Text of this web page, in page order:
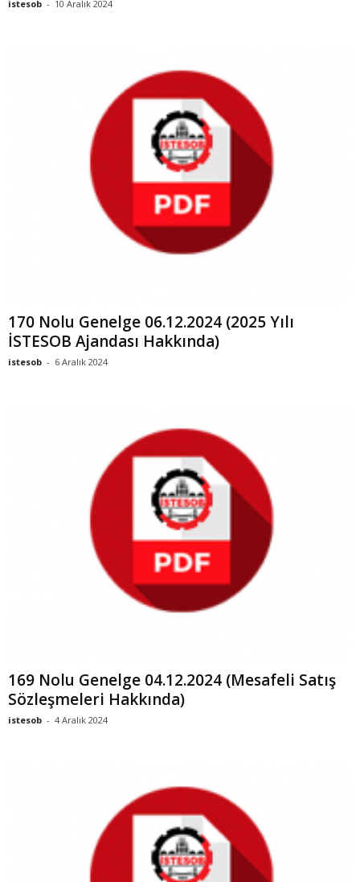
istesob - 10 Aralık 2024
170 Nolu Genelge 06.12.2024 (2025 Yılı
İSTESOB Ajandası Hakkında)
istesob - 6 Aralık 2024
169 Nolu Genelge 04.12.2024 (Mesafeli Satış
Sözleşmeleri Hakkında)
istesob - 4 Aralık 2024